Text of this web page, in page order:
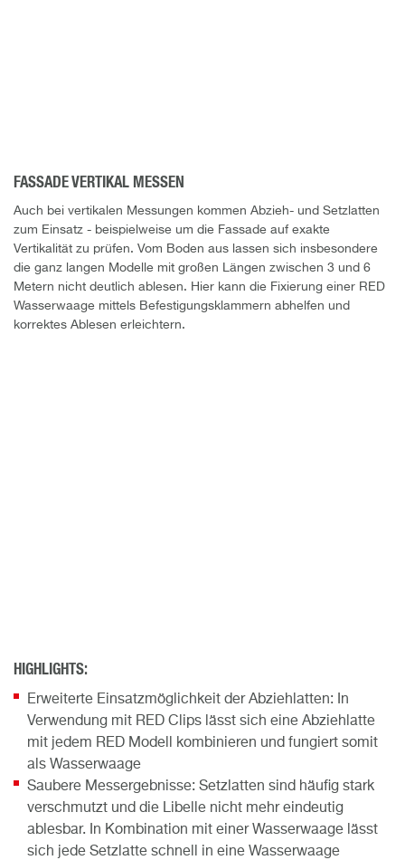
FASSADE VERTIKAL MESSEN
Auch bei vertikalen Messungen kommen Abzieh- und Setzlatten
zum Einsatz - beispielweise um die Fassade auf exakte
Vertikalität zu prüfen. Vom Boden aus lassen sich insbesondere
die ganz langen Modelle mit großen Längen zwischen 3 und 6
Metern nicht deutlich ablesen. Hier kann die Fixierung einer RED
Wasserwaage mittels Befestigungsklammern abhelfen und
korrektes Ablesen erleichtern.
HIGHLIGHTS:
Erweiterte Einsatzmöglichkeit der Abziehlatten: In
Verwendung mit RED Clips lässt sich eine Abziehlatte
mit jedem RED Modell kombinieren und fungiert somit
als Wasserwaage
Saubere Messergebnisse: Setzlatten sind häufig stark
verschmutzt und die Libelle nicht mehr eindeutig
ablesbar. In Kombination mit einer Wasserwaage lässt
sich jede Setzlatte schnell in eine Wasserwaage